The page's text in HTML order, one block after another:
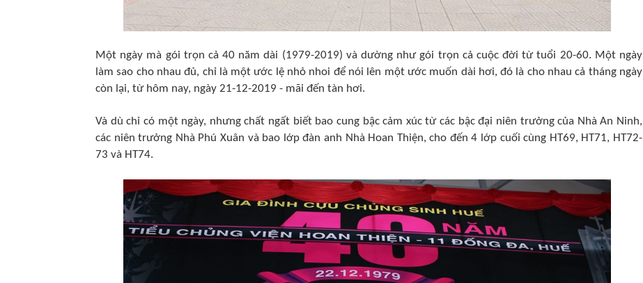
Một ngày mà gói trọn cả 40 năm dài (1979-2019) và dường như gói trọn cả cuộc đời từ tuổi 20-60. Một ngày
làm sao cho nhau đủ, chỉ là một ước lệ nhỏ nhoi để nói lên một ước muốn dài hơi, đó là cho nhau cả tháng ngày
còn lại, từ hôm nay, ngày 21-12-2019 - mãi đến tàn hơi.
Và dù chỉ có một ngày, nhưng chất ngất biết bao cung bậc cảm xúc từ các bậc đại niên trưởng của Nhà An Ninh,
các niên trưởng Nhà Phú Xuân và bao lớp đàn anh Nhà Hoan Thiện, cho đến 4 lớp cuối cùng HT69, HT71, HT72-
73 và HT74.